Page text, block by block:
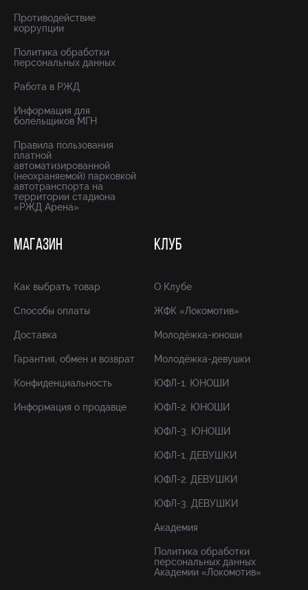
Противодействие
коррупции
Политика обработки
персональных данных
Работа в РЖД
Информация для
болельщиков МГН
Правила пользования
платной
автоматизированной
(неохраняемой) парковкой
автотранспорта на
территории стадиона
«РЖД Арена»
МАГАЗИН
Как выбрать товар
Способы оплаты
Доставка
Гарантия, обмен и возврат
Конфиденциальность
Информация о продавце
КЛУБ
О Клубе
ЖФК «Локомотив»
Молодёжка-юноши
Молодёжка-девушки
ЮФЛ-1. ЮНОШИ
ЮФЛ-2. ЮНОШИ
ЮФЛ-3. ЮНОШИ
ЮФЛ-1. ДЕВУШКИ
ЮФЛ-2. ДЕВУШКИ
ЮФЛ-3. ДЕВУШКИ
Академия
Политика обработки
персональных данных
Академии «Локомотив»